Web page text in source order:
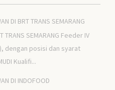
DI BRT TRANS SEMARANG
TRANS SEMARANG Feeder IV
dengan posisi dan syarat
Kualifi...
DI INDOFOOD